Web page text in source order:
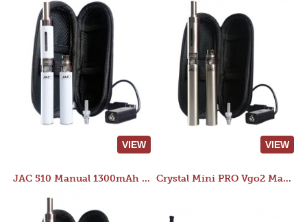
VIEW VIEW
JAC 510 Manual 1300mAh Starter Kit Crystal Mini PRO Vgo2 Manual 400mAh Kit